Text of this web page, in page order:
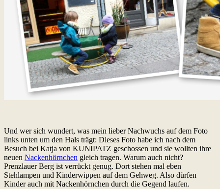
Und wer sich wundert, was mein lieber Nachwuchs auf dem Foto
links unten um den Hals trägt: Dieses Foto habe ich nach dem
Besuch bei Katja von KUNIPATZ geschossen und sie wollten ihre
neuen Nackenhörnchen gleich tragen. Warum auch nicht?
Prenzlauer Berg ist verrückt genug. Dort stehen mal eben
Stehlampen und Kinderwippen auf dem Gehweg. Also dürfen
Kinder auch mit Nackenhörnchen durch die Gegend laufen.